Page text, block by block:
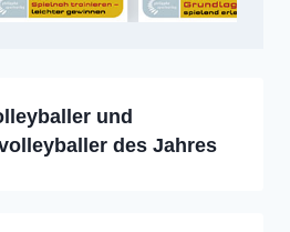
und
des Jahres